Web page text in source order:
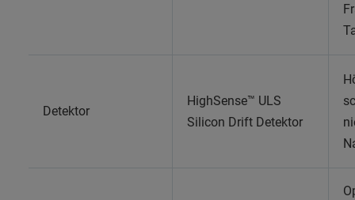
Detektor
HighSense™ ULS
Silicon Drift Detektor